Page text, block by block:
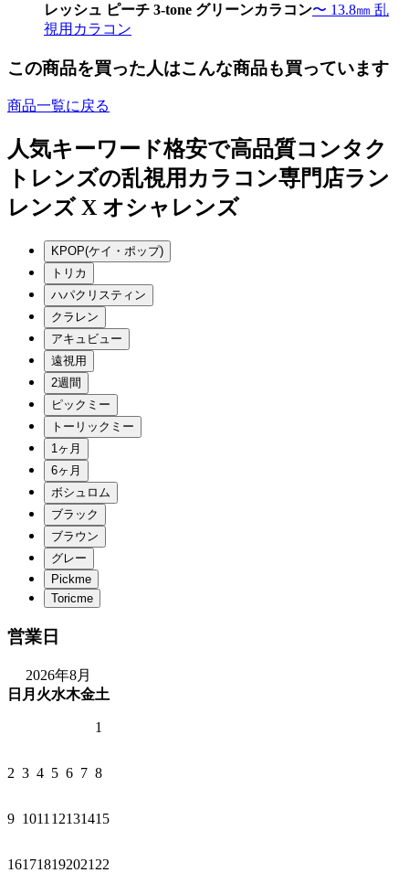
レッシュ ピーチ 3-tone グリーンカラコン〜 13.8㎜ 乱
視用カラコン
この商品を買った人はこんな商品も買っています
商品一覧に戻る
人気キーワード格安で高品質コンタク
トレンズの乱視用カラコン専門店ラン
レンズ X オシャレンズ
営業日
2026年8月
日 月 火水木金土
1
2 3 4 5 6 7 8
9 1011 12131415
161718192021 22